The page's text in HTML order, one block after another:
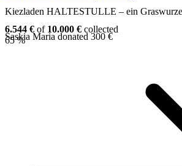
Kiezladen HALTESTULLE – ein
6.544 € of 10.000 € collected
65 %
Saskia Maria donated 300 €